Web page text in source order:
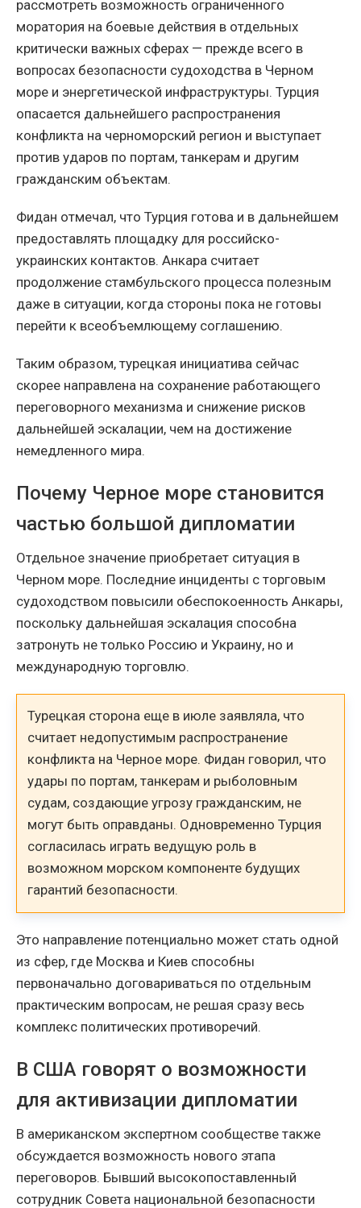
рассмотреть возможность ограниченного
моратория на боевые действия в отдельных
критически важных сферах — прежде всего в
вопросах безопасности судоходства в Черном
море и энергетической инфраструктуры. Турция
опасается дальнейшего распространения
конфликта на черноморский регион и выступает
против ударов по портам, танкерам и другим
гражданским объектам.
Фидан отмечал, что Турция готова и в дальнейшем
предоставлять площадку для российско-
украинских контактов. Анкара считает
продолжение стамбульского процесса полезным
даже в ситуации, когда стороны пока не готовы
перейти к всеобъемлющему соглашению.
Таким образом, турецкая инициатива сейчас
скорее направлена на сохранение работающего
переговорного механизма и снижение рисков
дальнейшей эскалации, чем на достижение
немедленного мира.
Почему Черное море становится
частью большой дипломатии
Отдельное значение приобретает ситуация в
Черном море. Последние инциденты с торговым
судоходством повысили обеспокоенность Анкары,
поскольку дальнейшая эскалация способна
затронуть не только Россию и Украину, но и
международную торговлю.
Турецкая сторона еще в июле заявляла, что
считает недопустимым распространение
конфликта на Черное море. Фидан говорил, что
удары по портам, танкерам и рыболовным
судам, создающие угрозу гражданским, не
могут быть оправданы. Одновременно Турция
согласилась играть ведущую роль в
возможном морском компоненте будущих
гарантий безопасности.
Это направление потенциально может стать одной
из сфер, где Москва и Киев способны
первоначально договариваться по отдельным
практическим вопросам, не решая сразу весь
комплекс политических противоречий.
В США говорят о возможности
для активизации дипломатии
В американском экспертном сообществе также
обсуждается возможность нового этапа
переговоров. Бывший высокопоставленный
сотрудник Совета национальной безопасности